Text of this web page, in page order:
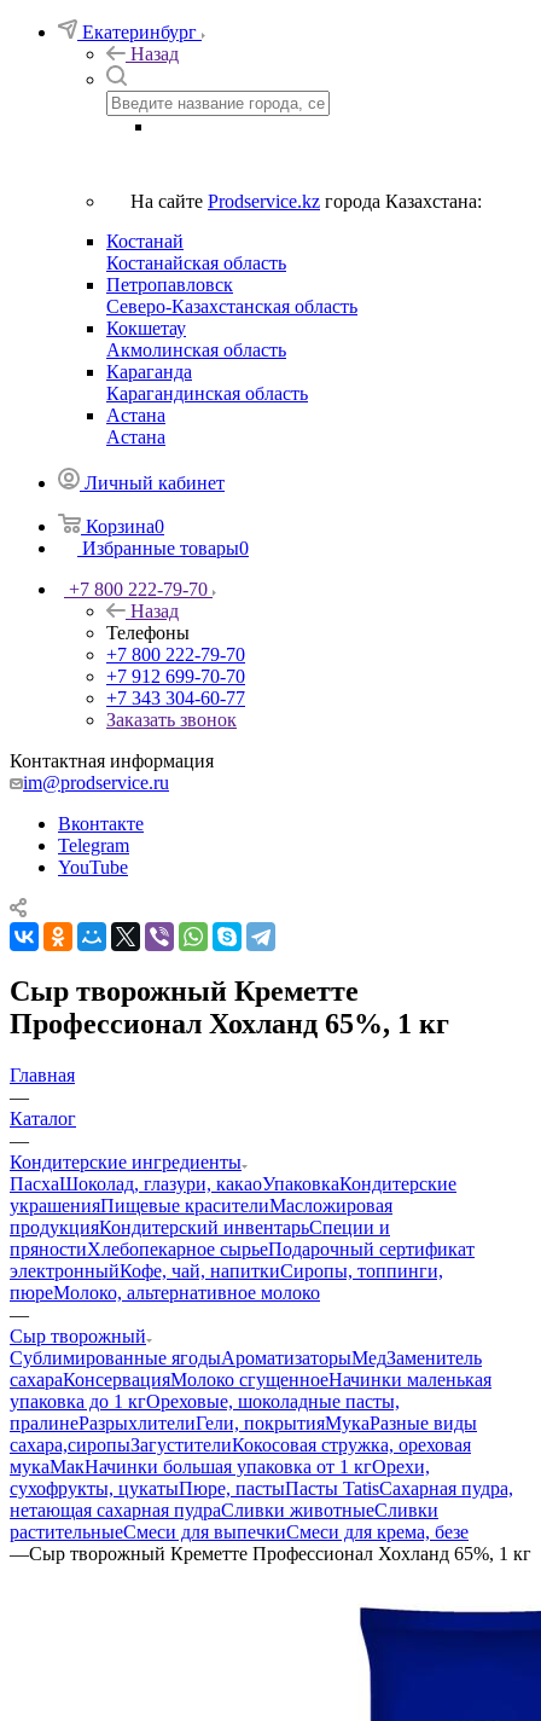
Екатеринбург
Назад
На сайте Prodservice.kz города Казахстана:
Костанай
Костанайская область
Петропавловск
Северо-Казахстанская область
Кокшетау
Акмолинская область
Караганда
Карагандинская область
Астана
Астана
Личный кабинет
Корзина0
Избранные товары0
+7 800 222-79-70
Назад
Телефоны
+7 800 222-79-70
+7 912 699-70-70
+7 343 304-60-77
Заказать звонок
Контактная информация
im@prodservice.ru
Вконтакте
Telegram
YouTube
Сыр творожный Креметте
Профессионал Хохланд 65%, 1 кг
Главная
—
Каталог
—
Кондитерские ингредиенты
ПасхаШоколад, глазури, какаоУпаковкаКондитерские
украшенияПищевые красителиМасложировая
продукцияКондитерский инвентарьСпеции и
пряностиХлебопекарное сырьеПодарочный сертификат
электронныйКофе, чай, напиткиСиропы, топпинги,
пюреМолоко, альтернативное молоко
—
Сыр творожный
Сублимированные ягодыАроматизаторыМедЗаменитель
сахараКонсервацияМолоко сгущенноеНачинки маленькая
упаковка до 1 кгОреховые, шоколадные пасты,
пралинеРазрыхлителиГели, покрытияМукаРазные виды
сахара,сиропыЗагустителиКокосовая стружка, ореховая
мукаМакНачинки большая упаковка от 1 кгОрехи,
сухофрукты, цукатыПюре, пастыПасты TatisСахарная пудра,
нетающая сахарная пудраСливки животныеСливки
растительныеСмеси для выпечкиСмеси для крема, безе
—Сыр творожный Креметте Профессионал Хохланд 65%, 1 кг